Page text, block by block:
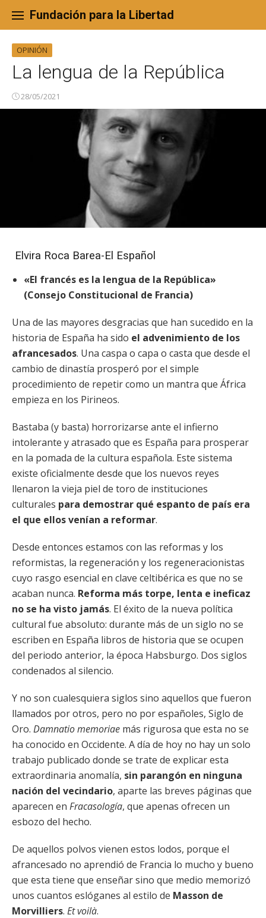
content
Fundación para la Libertad
OPINIÓN
La lengua de la República
28/05/2021
Elvira Roca Barea-El Español
«El francés es la lengua de la República»
(Consejo Constitucional de Francia)
Una de las mayores desgracias que han sucedido en la
historia de España ha sido el advenimiento de los
afrancesados. Una caspa o capa o casta que desde el
cambio de dinastía prosperó por el simple
procedimiento de repetir como un mantra que África
empieza en los Pirineos.
Bastaba (y basta) horrorizarse ante el infierno
intolerante y atrasado que es España para prosperar
en la pomada de la cultura española. Este sistema
existe oficialmente desde que los nuevos reyes
llenaron la vieja piel de toro de instituciones
culturales para demostrar qué espanto de país era
el que ellos venían a reformar.
Desde entonces estamos con las reformas y los
reformistas, la regeneración y los regeneracionistas
cuyo rasgo esencial en clave celtibérica es que no se
acaban nunca. Reforma más torpe, lenta e ineficaz
no se ha visto jamás. El éxito de la nueva política
cultural fue absoluto: durante más de un siglo no se
escriben en España libros de historia que se ocupen
del periodo anterior, la época Habsburgo. Dos siglos
condenados al silencio.
Y no son cualesquiera siglos sino aquellos que fueron
llamados por otros, pero no por españoles, Siglo de
Oro. Damnatio memoriae más rigurosa que esta no se
ha conocido en Occidente. A día de hoy no hay un solo
trabajo publicado donde se trate de explicar esta
extraordinaria anomalía, sin parangón en ninguna
nación del vecindario, aparte las breves páginas que
aparecen en Fracasología, que apenas ofrecen un
esbozo del hecho.
De aquellos polvos vienen estos lodos, porque el
afrancesado no aprendió de Francia lo mucho y bueno
que esta tiene que enseñar sino que medio memorizó
unos cuantos eslóganes al estilo de Masson de
Morvilliers. Et voilà.